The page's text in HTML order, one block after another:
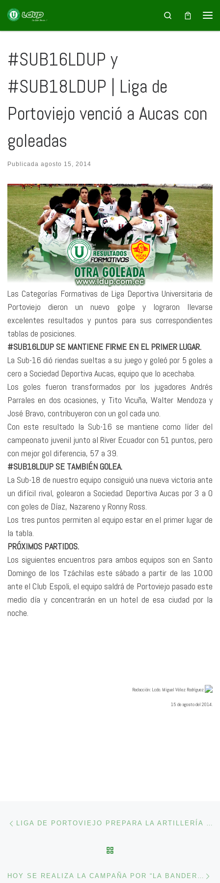
Saltar al contenido Search
#SUB16LDUP y
#SUB18LDUP | Liga de
Portoviejo venció a Aucas con
goleadas
Publicada agosto 15, 2014
Las Categorías Formativas de Liga Deportiva Universitaria de
Portoviejo dieron un nuevo golpe y lograron llevarse
excelentes resultados y puntos para sus correspondientes
tablas de posiciones.
#SUB16LDUP SE MANTIENE FIRME EN EL PRIMER LUGAR.
La Sub-16 dió riendas sueltas a su juego y goleó por 5 goles a
cero a Sociedad Deportiva Aucas, equipo que lo acechaba.
Los goles fueron transformados por los jugadores Andrés
Parrales en dos ocasiones, y Tito Vicuña, Walter Mendoza y
José Bravo, contribuyeron con un gol cada uno.
Con este resultado la Sub-16 se mantiene como líder del
campeonato juvenil junto al River Ecuador con 51 puntos, pero
con mejor gol diferencia, 57 a 39.
#SUB18LDUP SE TAMBIÉN GOLEA.
La Sub-18 de nuestro equipo consiguió una nueva victoria ante
un difícil rival, golearon a Sociedad Deportiva Aucas por 3 a 0
con goles de Díaz, Nazareno y Ronny Ross.
Los tres puntos permiten al equipo estar en el primer lugar de
la tabla.
PRÓXIMOS PARTIDOS.
Los siguientes encuentros para ambos equipos son en Santo
Domingo de los Tzáchilas este sábado a partir de las 10:00
ante el Club Espoli, el equipo saldrá de Portoviejo pasado este
medio día y concentrarán en un hotel de esa ciudad por la
noche.
Redacción: Lcdo. Miguel Vélez Rodríguez
15 de agosto del 2014.
Navegación de entradas LIGA DE PORTOVIEJO PREPARA LA ARTILLERÍA PARA LOGRAR UNA NUEVA VICTORIA ANTE ESPOLI
HOY SE REALIZA LA CAMPAÑA POR “LA BANDERA MÁS GRANDE”